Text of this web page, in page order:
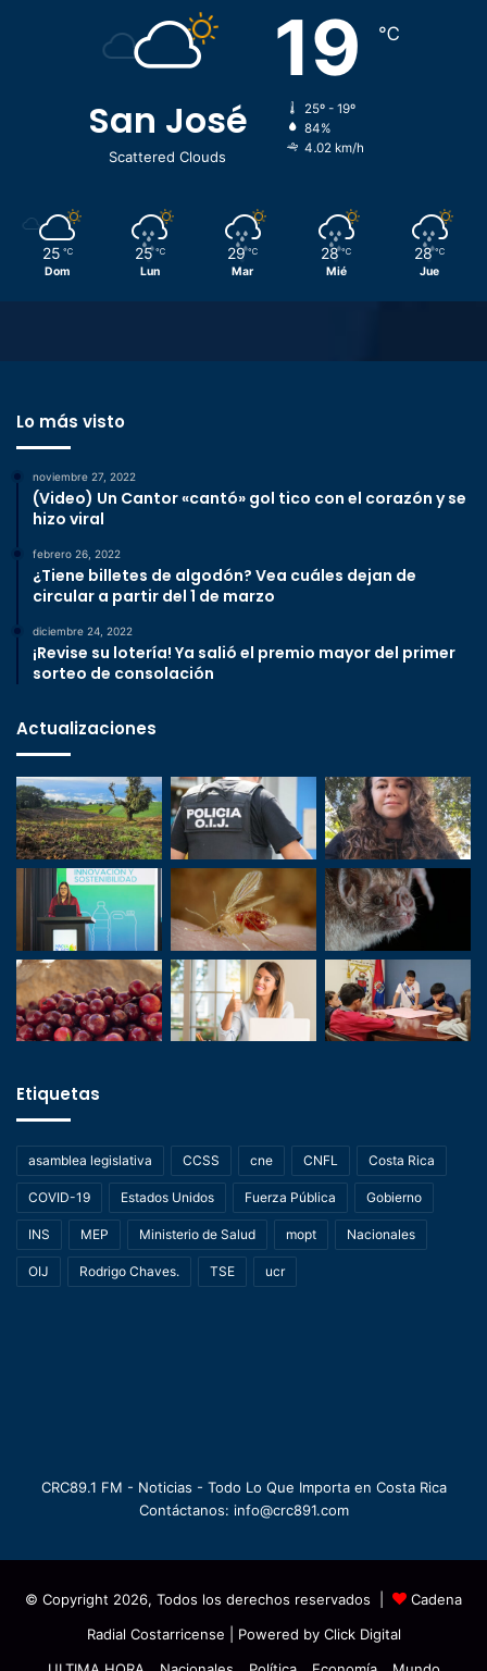
San José
Scattered Clouds
19 ℃
25º - 19º
84%
4.02 km/h
25 ℃
Dom
25 ℃
Lun
29 ℃
Mar
28 ℃
Mié
28 ℃
Jue
Lo más visto
noviembre 27, 2022
(Video) Un Cantor «cantó» gol tico con el corazón y se
hizo viral
febrero 26, 2022
¿Tiene billetes de algodón? Vea cuáles dejan de
circular a partir del 1 de marzo
diciembre 24, 2022
¡Revise su lotería! Ya salió el premio mayor del primer
sorteo de consolación
Actualizaciones
Etiquetas
asamblea legislativa CCSS cne CNFL Costa Rica
COVID-19 Estados Unidos Fuerza Pública Gobierno
INS MEP Ministerio de Salud mopt Nacionales
OIJ Rodrigo Chaves. TSE ucr
CRC89.1 FM - Noticias - Todo Lo Que Importa en Costa Rica
Contáctanos: info@crc891.com
© Copyright 2026, Todos los derechos reservados |
Cadena
Radial Costarricense | Powered by Click Digital